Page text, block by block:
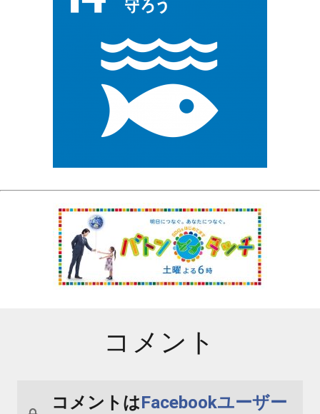
コメント
コメントはFacebookユーザー